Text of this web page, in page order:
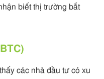
biết thị trường bắt
các nhà đầu tư có xu